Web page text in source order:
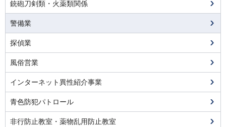
銃砲刀剣類・火薬類関係
警備業
探偵業
風俗営業
インターネット異性紹介事業
青色防犯パトロール
非行防止教室・薬物乱用防止教室